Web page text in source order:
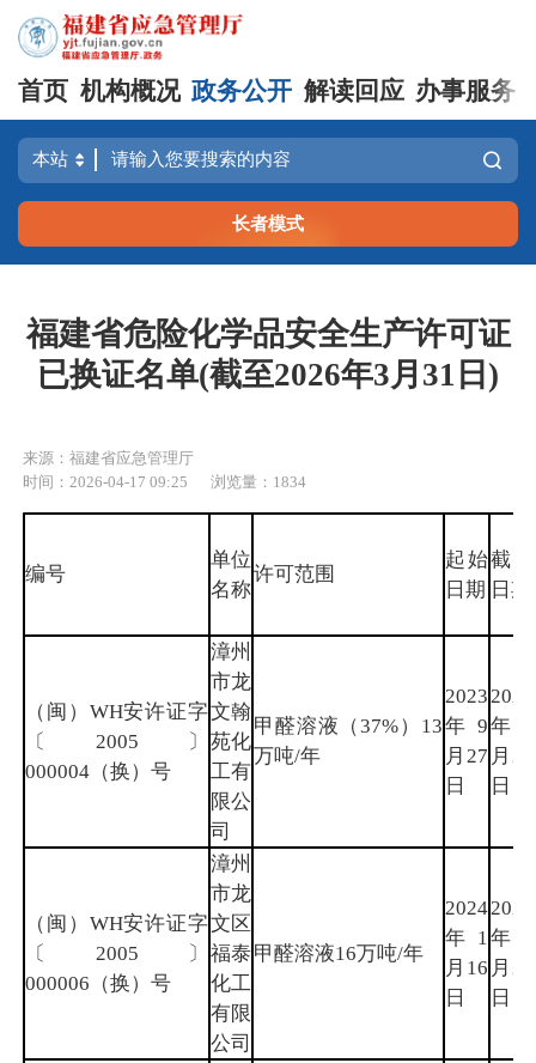
首页 机构概况 政务公开 解读回应 办事服务
长者模式
福建省危险化学品安全生产许可证
已换证名单(截至2026年3月31日)
来源：福建省应急管理厅
时间：2026-04-17 09:25
浏览量：1834
编号
单位
名称
许可范围
起始
日期
截止
日期
（闽）WH安许证字
〔2005〕
000004（换）号
漳州
市龙
文翰
苑化
工有
限公
司
甲醛溶液（37%）13
万吨/年
2023
年9
月27
日
2026
年6
月28
日
（闽）WH安许证字
〔2005〕
000006（换）号
漳州
市龙
文区
福泰
化工
有限
公司
甲醛溶液16万吨/年
2024
年1
月16
日
2026
年5
月29
日